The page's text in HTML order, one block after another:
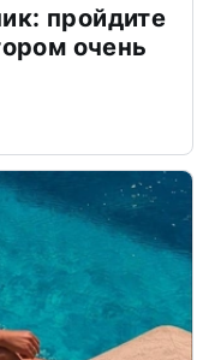
пройдите
очень